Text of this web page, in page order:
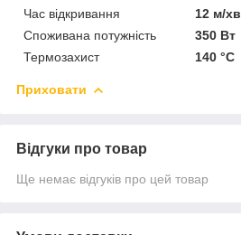
Час відкривання
12 м/хв
Споживана потужність
350 Вт
Термозахист
140 °C
Приховати
Відгуки про товар
Ще немає відгуків про цей товар